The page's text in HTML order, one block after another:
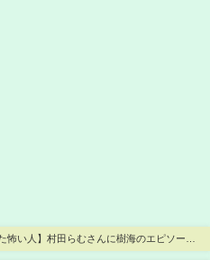
怖い人】村田らむさんに樹海のエピソード
た